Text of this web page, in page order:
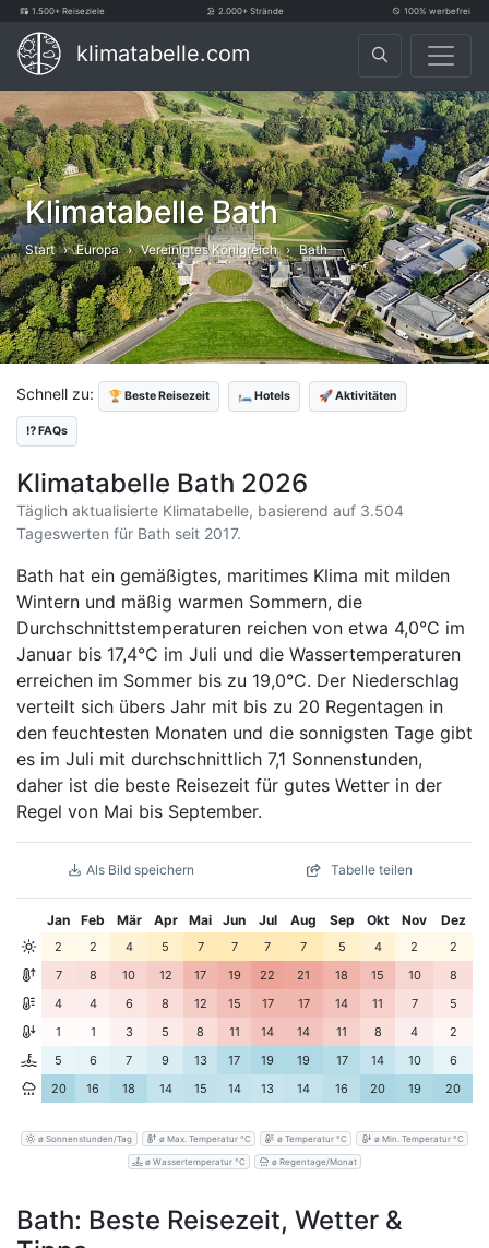
1.500+ Reiseziele 2.000+ Strände 100% werbefrei
klimatabelle.com
Klimatabelle Bath
Start Europa Vereinigtes Königreich Bath
Schnell zu: 🏆 Beste Reisezeit 🛏️ Hotels 🚀 Aktivitäten
⁉️ FAQs
Klimatabelle Bath 2026
Täglich aktualisierte Klimatabelle, basierend auf 3.504
Tageswerten für Bath seit 2017.
Bath hat ein gemäßigtes, maritimes Klima mit milden
Wintern und mäßig warmen Sommern, die
Durchschnittstemperaturen reichen von etwa 4,0°C im
Januar bis 17,4°C im Juli und die Wassertemperaturen
erreichen im Sommer bis zu 19,0°C. Der Niederschlag
verteilt sich übers Jahr mit bis zu 20 Regentagen in
den feuchtesten Monaten und die sonnigsten Tage gibt
es im Juli mit durchschnittlich 7,1 Sonnenstunden,
daher ist die beste Reisezeit für gutes Wetter in der
Regel von Mai bis September.
Als Bild speichern Tabelle teilen
Jan Feb Mär Apr Mai Jun Jul Aug Sep Okt Nov Dez
2 2 4 5 7 7 7 7 5 4 2
2
7
8 10 12 17 19 22 21 18 15 10
8
4
4 6 8 12 15 17 17 14 11 7
5
1
1 3 5 8 11 14 14 11 8 4
2
5
6 7 9 13 17 19 19 17 14 10
6
20
16 18 14 15 14 13 14 16 20 19 20
ø Sonnenstunden/Tag ø Max. Temperatur °C ø Temperatur °C ø Min. Temperatur °C
ø Wassertemperatur °C ø Regentage/Monat
Bath: Beste Reisezeit, Wetter &